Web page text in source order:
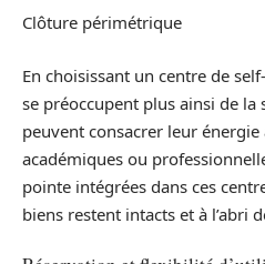
Clôture périmétrique
En choisissant un centre de
se préoccupent plus ainsi de la
peuvent consacrer leur énergie
académiques ou
pointe intégrées dans ces
biens restent intacts et à l’abri